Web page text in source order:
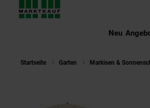
Neu
Startseite Garten Markisen &